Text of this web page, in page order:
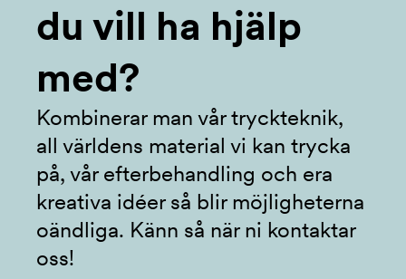
du vill ha hjälp
med?
Kombinerar man vår tryckteknik,
all världens material vi kan trycka
på, vår efterbehandling och era
kreativa idéer så blir möjligheterna
oändliga. Känn så när ni kontaktar
oss!